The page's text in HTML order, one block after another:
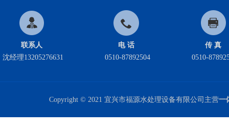
联系人
沈经理13205276631
电 话
0510-87892504
传 真
0510-
Copyright © 2021 宜兴市福源水处理设备有限公司主营一